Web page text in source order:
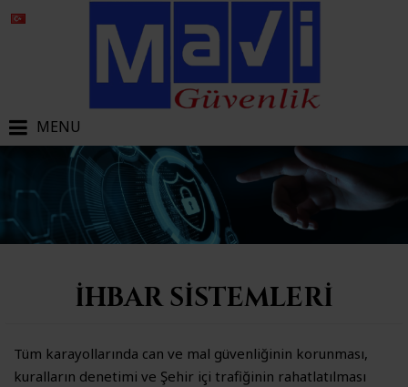
MENU
İHBAR SISTEMLERI
Tüm karayollarında can ve mal güvenliğinin korunması,
kuralların denetimi ve Şehir içi trafiğinin rahatlatılması